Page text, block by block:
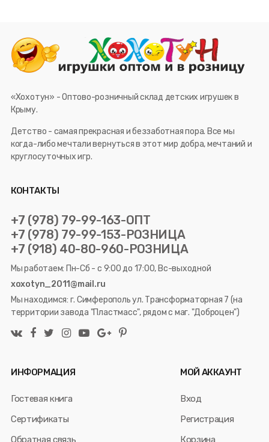
«Хохотун» - Оптово-розничный склад детских игрушек в
Крыму.
Детство - самая прекрасная и беззаботная пора. Все мы
когда-либо мечтали вернуться в этот мир добра, мечтаний и
круглосуточных игр.
КОНТАКТЫ
+7 (978) 79-99-163-ОПТ
+7 (978) 79-99-153-РОЗНИЦА
+7 (918) 40-80-960-РОЗНИЦА
Мы работаем: Пн-Сб - с 9:00 до 17:00, Вс-выходной
xoxotyn_2011@mail.ru
Мы находимся: г. Симферополь ул. Трансформаторная 7 (на
территории завода "Пластмасс", рядом с маг. "Доброцен")
ИНФОРМАЦИЯ
Гостевая книга
Сертификаты
Обратная связь
МОЙ АККАУНТ
Вход
Регистрация
Корзина